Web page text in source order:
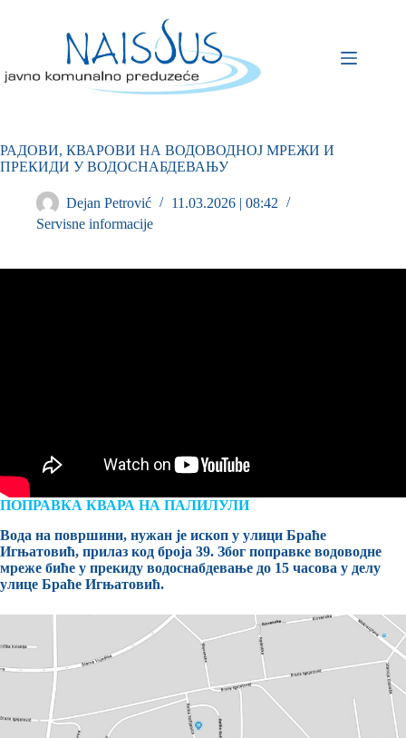
РАДОВИ, КВАРОВИ НА ВОДОВОДНОЈ МРЕЖИ И
ПРЕКИДИ У ВОДОСНАБДЕВАЊУ
Dejan Petrović
11.03.2026 | 08:42
Servisne informacije
ПОПРАВКА КВАРА НА ПАЛИЛУЛИ
Вода на површини, нужан је ископ у улици Браће
Игњатовић, прилаз код броја 39. Због поправке водоводне
мреже биће у прекиду водоснабдевање до 15 часова у делу
улице Браће Игњатовић.